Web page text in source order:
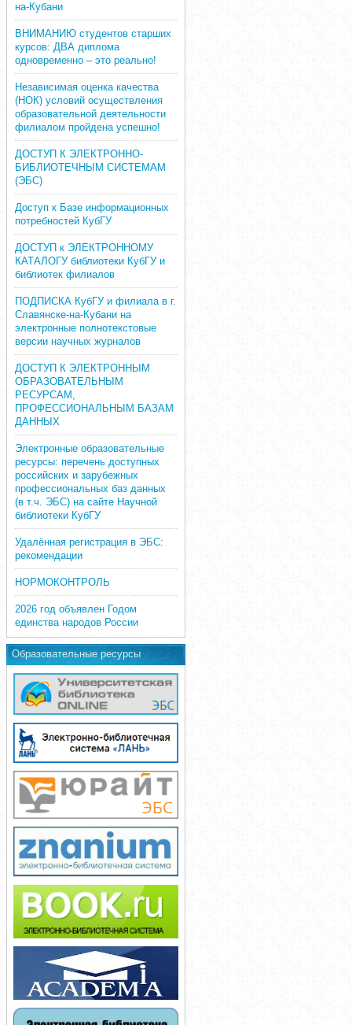
на-Кубани
ВНИМАНИЮ студентов старших
курсов: ДВА диплома
одновременно – это реально!
Независимая оценка качества
(НОК) условий осуществления
образовательной деятельности
филиалом пройдена успешно!
ДОСТУП К ЭЛЕКТРОННО-
БИБЛИОТЕЧНЫМ СИСТЕМАМ
(ЭБС)
Доступ к Базе информационных
потребностей КубГУ
ДОСТУП к ЭЛЕКТРОННОМУ
КАТАЛОГУ библиотеки КубГУ и
библиотек филиалов
ПОДПИСКА КубГУ и филиала в г.
Славянске-на-Кубани на
электронные полнотекстовые
версии научных журналов
ДОСТУП К ЭЛЕКТРОННЫМ
ОБРАЗОВАТЕЛЬНЫМ
РЕСУРСАМ,
ПРОФЕССИОНАЛЬНЫМ БАЗАМ
ДАННЫХ
Электронные образовательные
ресурсы: перечень доступных
российских и зарубежных
профессиональных баз данных
(в т.ч. ЭБС) на сайте Научной
библиотеки КубГУ
Удалённая регистрация в ЭБС:
рекомендации
НОРМОКОНТРОЛЬ
2026 год объявлен Годом
единства народов России
Образовательные ресурсы